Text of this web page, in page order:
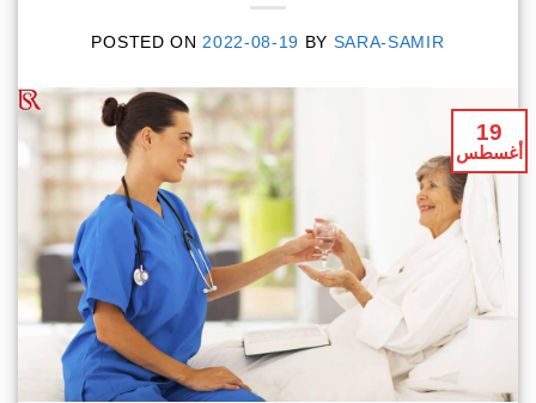
POSTED ON 2022-08-19 BY SARA-SAMIR
19
أغسطس